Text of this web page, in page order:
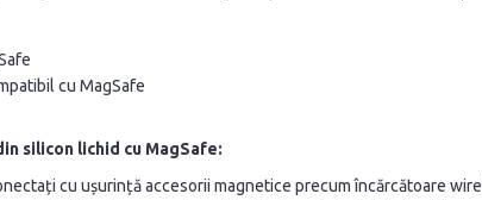
cu MagSafe
silicon lichid cu MagSafe:
cu ușurință accesorii magnetice precum încărcătoare